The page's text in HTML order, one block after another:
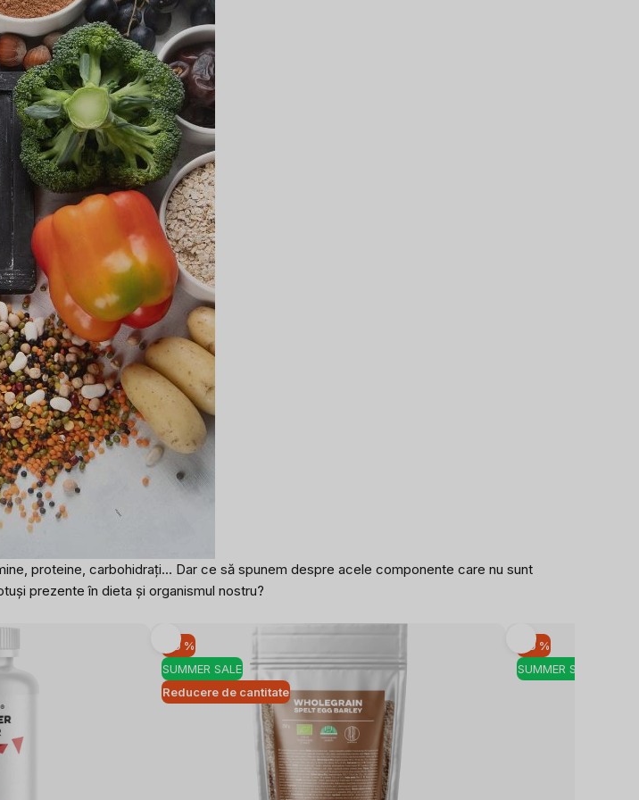
proteine, carbohidrați... Dar ce să spunem despre acele componente care nu sunt
prezente în dieta și organismul nostru?
SUMMER SALE
Reducere de cantitate
-10 %
SUMMER SALE
-10 %